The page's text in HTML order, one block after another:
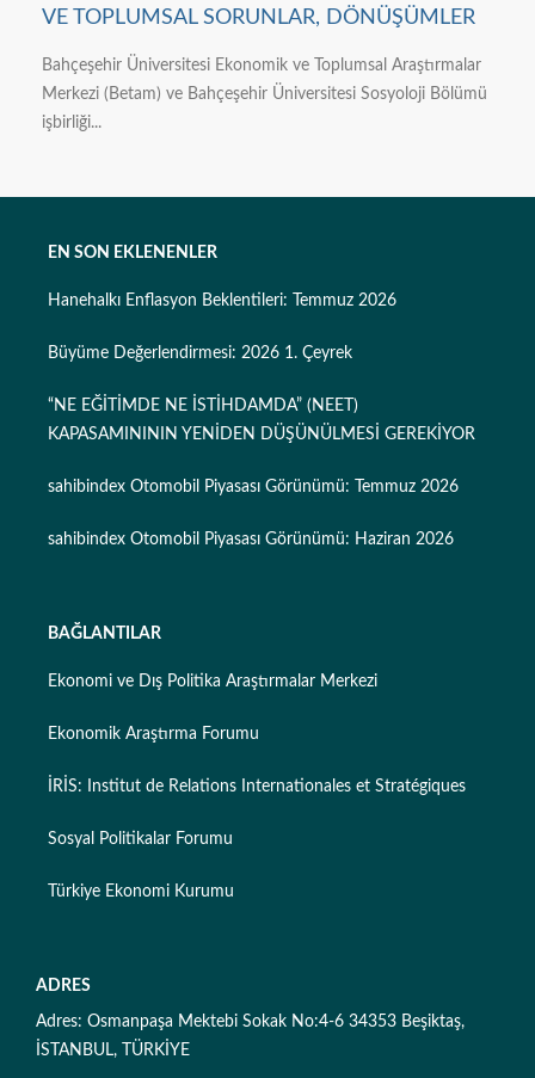
VE TOPLUMSAL SORUNLAR, DÖNÜŞÜMLER
Bahçeşehir Üniversitesi Ekonomik ve Toplumsal Araştırmalar
Merkezi (Betam) ve Bahçeşehir Üniversitesi Sosyoloji Bölümü
işbirliği...
EN SON EKLENENLER
Hanehalkı Enflasyon Beklentileri: Temmuz 2026
Büyüme Değerlendirmesi: 2026 1. Çeyrek
“NE EĞİTİMDE NE İSTİHDAMDA” (NEET)
KAPASAMINININ YENİDEN DÜŞÜNÜLMESİ GEREKİYOR
sahibindex Otomobil Piyasası Görünümü: Temmuz 2026
sahibindex Otomobil Piyasası Görünümü: Haziran 2026
BAĞLANTILAR
Ekonomi ve Dış Politika Araştırmalar Merkezi
Ekonomik Araştırma Forumu
İRİS: Institut de Relations Internationales et Stratégiques
Sosyal Politikalar Forumu
Türkiye Ekonomi Kurumu
ADRES
Adres: Osmanpaşa Mektebi Sokak No:4-6 34353 Beşiktaş,
İSTANBUL, TÜRKİYE